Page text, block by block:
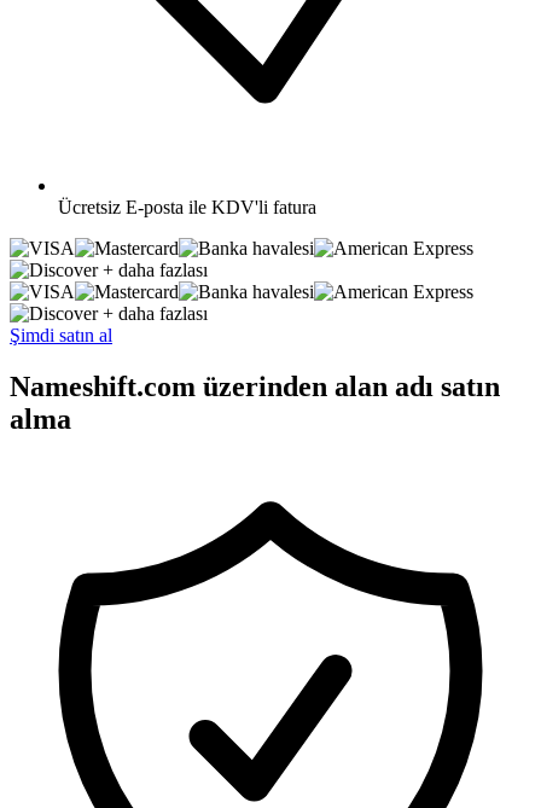
Ücretsiz E-posta ile KDV'li fatura
+ daha fazlası
+ daha fazlası
Şimdi satın al
Nameshift.com üzerinden alan adı satın
alma